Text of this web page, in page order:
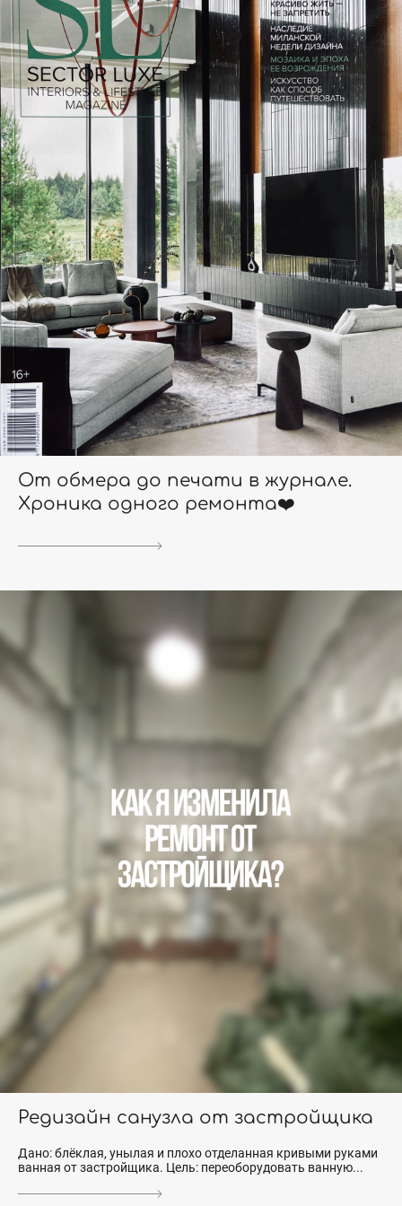
От обмера до печати в журнале.
Хроника одного ремонта❤️
Редизайн санузла от застройщика
Дано: блёклая, унылая и плохо отделанная кривыми руками
ванная от застройщика. Цель: переоборудовать ванную...